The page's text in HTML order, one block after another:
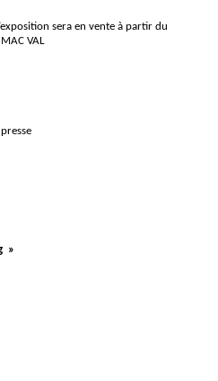
sera en vente à partir du
MAC VAL
»